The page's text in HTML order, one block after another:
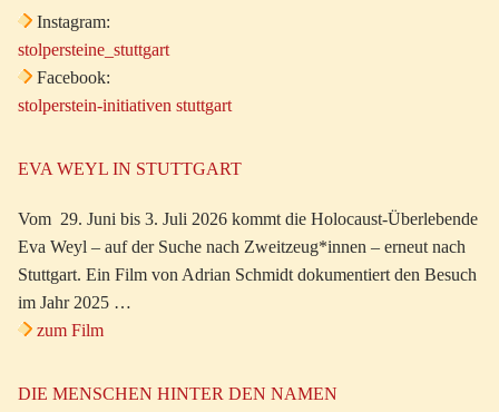
Instagram:
stolpersteine_stuttgart
Facebook:
stolperstein-initiativen stuttgart
EVA WEYL IN STUTTGART
Vom 29. Juni bis 3. Juli 2026 kommt die Holocaust-Überlebende
Eva Weyl – auf der Suche nach Zweitzeug*innen – erneut nach
Stuttgart. Ein Film von Adrian Schmidt dokumentiert den Besuch
im Jahr 2025 …
zum Film
DIE MENSCHEN HINTER DEN NAMEN